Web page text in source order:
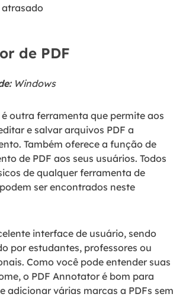
atrasado
de PDF
Windows
outra ferramenta que permite aos
e salvar arquivos PDF a
Também oferece a função de
de PDF aos seus usuários. Todos
de qualquer ferramenta de
ser encontrados neste
interface de usuário, sendo
por estudantes, professores ou
Como você pode entender suas
o PDF Annotator é bom para
adicionar várias marcas a PDFs sem